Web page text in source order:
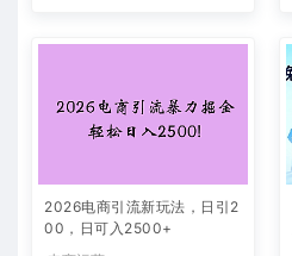
2026电商引流新玩法，日引2
00，日可入2500+